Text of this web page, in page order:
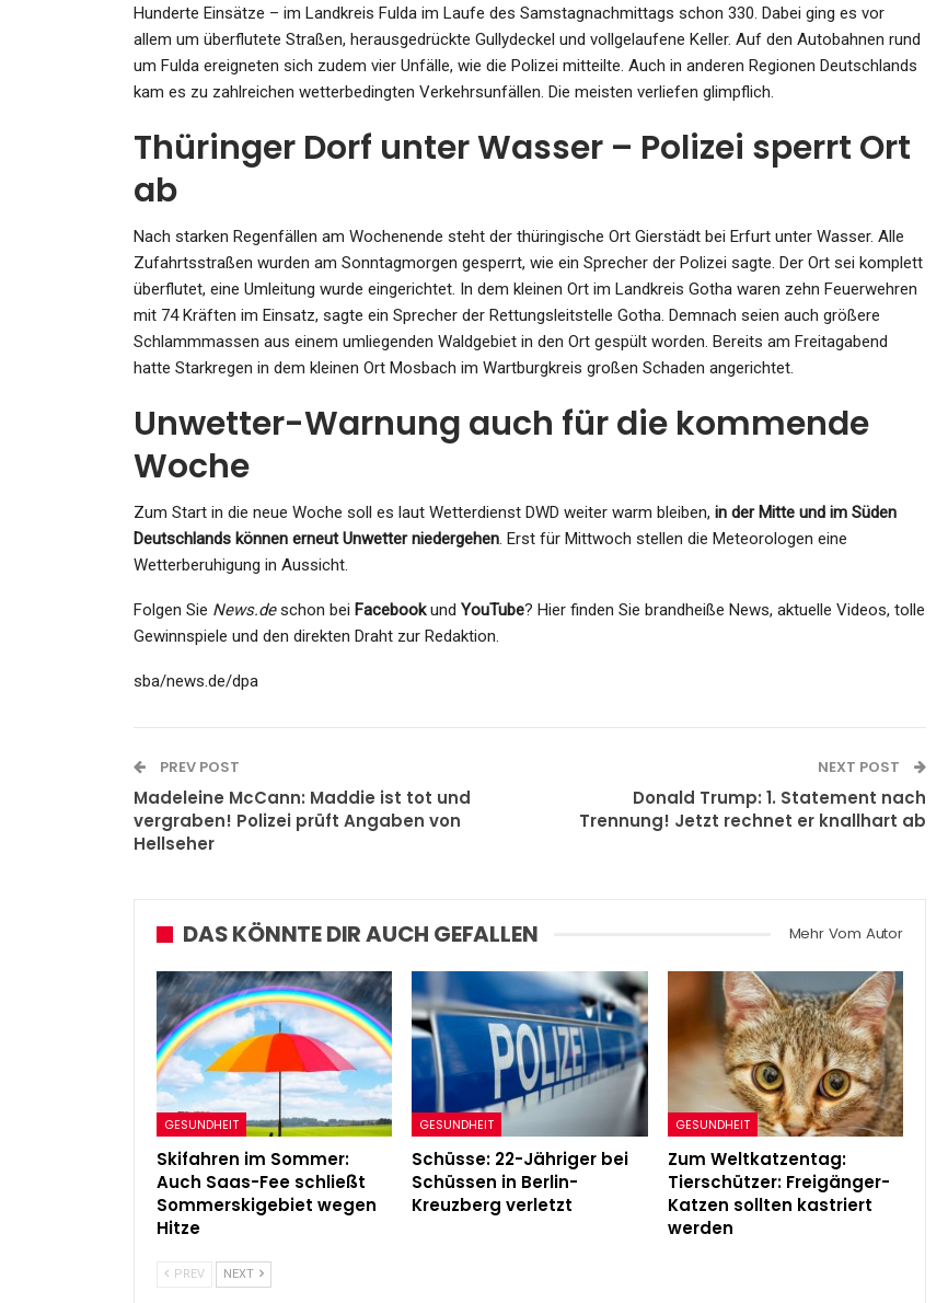
Hunderte Einsätze – im Landkreis Fulda im Laufe des Samstagnachmittags schon 330. Dabei ging es vor
allem um überflutete Straßen, herausgedrückte Gullydeckel und vollgelaufene Keller. Auf den Autobahnen rund
um Fulda ereigneten sich zudem vier Unfälle, wie die Polizei mitteilte. Auch in anderen Regionen Deutschlands
kam es zu zahlreichen wetterbedingten Verkehrsunfällen. Die meisten verliefen glimpflich.
Thüringer Dorf unter Wasser – Polizei sperrt Ort
ab
Nach starken Regenfällen am Wochenende steht der thüringische Ort Gierstädt bei Erfurt unter Wasser. Alle
Zufahrtsstraßen wurden am Sonntagmorgen gesperrt, wie ein Sprecher der Polizei sagte. Der Ort sei komplett
überflutet, eine Umleitung wurde eingerichtet. In dem kleinen Ort im Landkreis Gotha waren zehn Feuerwehren
mit 74 Kräften im Einsatz, sagte ein Sprecher der Rettungsleitstelle Gotha. Demnach seien auch größere
Schlammmassen aus einem umliegenden Waldgebiet in den Ort gespült worden. Bereits am Freitagabend
hatte Starkregen in dem kleinen Ort Mosbach im Wartburgkreis großen Schaden angerichtet.
Unwetter-Warnung auch für die kommende
Woche
Zum Start in die neue Woche soll es laut Wetterdienst DWD weiter warm bleiben, in der Mitte und im Süden
Deutschlands können erneut Unwetter niedergehen. Erst für Mittwoch stellen die Meteorologen eine
Wetterberuhigung in Aussicht.
Folgen Sie News.deschon bei Facebookund YouTube? Hier finden Sie brandheiße News, aktuelle Videos, tolle
Gewinnspiele und den direkten Draht zur Redaktion.
sba/news.de/dpa
PREV POST
Madeleine McCann: Maddie ist tot und
vergraben! Polizei prüft Angaben von
Hellseher
NEXT POST
Donald Trump: 1. Statement nach
Trennung! Jetzt rechnet er knallhart ab
DAS KÖNNTE DIR AUCH GEFALLEN Mehr Vom Autor
GESUNDHEIT
Skifahren im Sommer:
Auch Saas-Fee schließt
Sommerskigebiet wegen
Hitze
GESUNDHEIT
Schüsse: 22-Jähriger bei
Schüssen in Berlin-
Kreuzberg verletzt
GESUNDHEIT
Zum Weltkatzentag:
Tierschützer: Freigänger-
Katzen sollten kastriert
werden
PREV NEXT